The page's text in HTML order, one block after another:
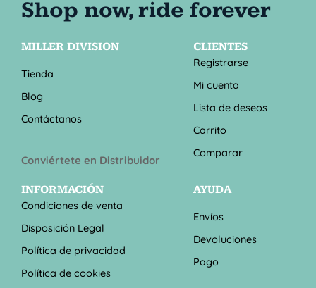
MILLER DIVISION
Tienda
Blog
Contáctanos
Conviértete en Distribuidor
CLIENTES
Registrarse
Mi cuenta
Lista de deseos
Carrito
Comparar
INFORMACIÓN
Condiciones de venta
Disposición Legal
Política de privacidad
Política de cookies
AYUDA
Envíos
Devoluciones
Pago